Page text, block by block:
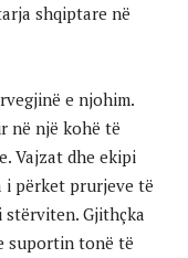
shqiptare në
e njohim.
në një kohë të
Vajzat dhe ekipi
i përket prurjeve të
stërviten. Gjithçka
suportin tonë të